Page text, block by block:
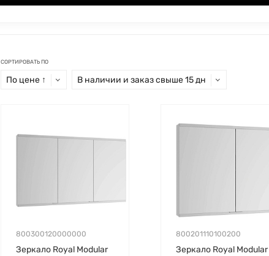
СОРТИРОВАТЬ ПО
По цене ↑ В наличии и заказ свыше 15 дн
800300120000000
Зеркало Royal Modular
800201110100200
Зеркало Royal Modular